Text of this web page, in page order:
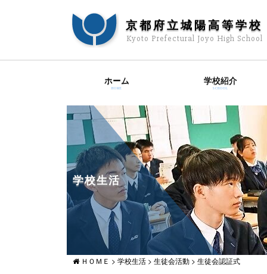
京都府立城陽高等学校
Kyoto Prefectural Joyo High School
ホーム
HOME
学校紹介
SCHOOL
学校生活
ＨＯＭＥ > 学校生活 > 生徒会活動 > 生徒会認証式